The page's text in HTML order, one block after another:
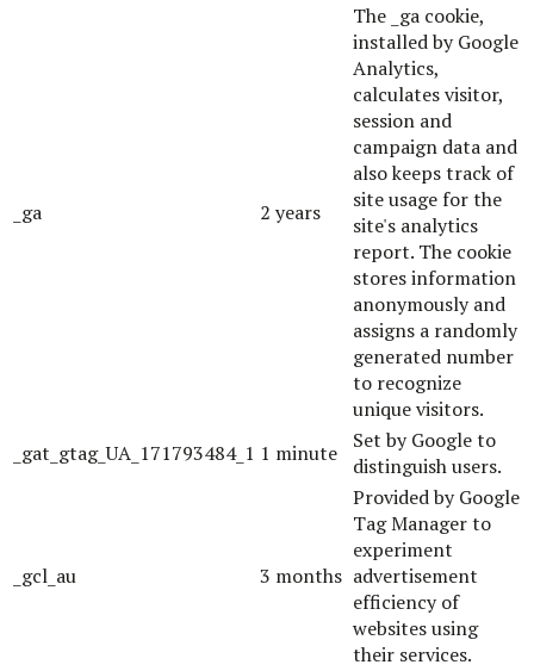
_ga 2 years
The _ga cookie,
installed by Google
Analytics,
calculates visitor,
session and
campaign data and
also keeps track of
site usage for the
site's analytics
report. The cookie
stores information
anonymously and
assigns a randomly
generated number
to recognize
unique visitors.
_gat_gtag_UA_171793484_1 1 minute
Set by Google to
distinguish users.
_gcl_au 3 months
Provided by Google
Tag Manager to
experiment
advertisement
efficiency of
websites using
their services.